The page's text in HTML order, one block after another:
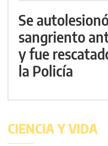
Se
sangriento
y fue
la Policía
CIENCIA Y VIDA